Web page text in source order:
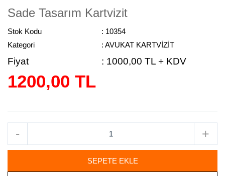
Sade Tasarım Kartvizit
Stok Kodu
: 10354
Kategori
: AVUKAT KARTVİZİT
Fiyat : 1000,00 TL + KDV
1200,00 TL
- +
SEPETE EKLE